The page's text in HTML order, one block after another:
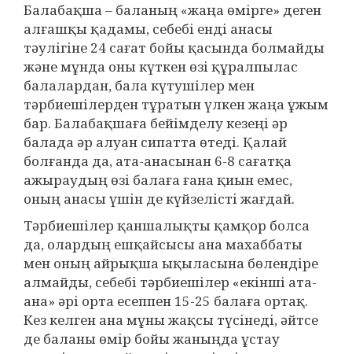
Балабақша – баланың «жаңа өмірге» деген
алғашқы қадамы, себебі енді анасы
тәулігіне 24 сағат бойы қасында болмайды
және мұнда оны күткен өзі құралпылас
балалардан, бала күтушілер мен
тәрбиешілерден тұратын үлкен жаңа ұжым
бар. Балабақшаға бейімделу кезеңі әр
балада әр алуан сипатта өтеді. Қалай
болғанда да, ата-анасынан 6-8 сағатқа
ажыраудың өзі балаға ғана қиын емес,
оның анасы үшін де күйзелісті жағдай.
Тәрбиешілер қаншалықты қамқор болса
да, олардың ешқайсысы ана махаббаты
мен оның айрықша ықыласына бөлендіре
алмайды, себебі тәрбиешілер «екінші ата-
ана» әрі орта есеппен 15-25 балаға ортақ.
Кез келген ана мұны жақсы түсінеді, әйтсе
де баланы өмір бойы жаныңда ұстау